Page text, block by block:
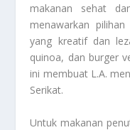
makanan sehat
menawarkan
yang kreatif dan
quinoa, dan burger
ini membuat L.A.
Serikat.
Untuk makanan